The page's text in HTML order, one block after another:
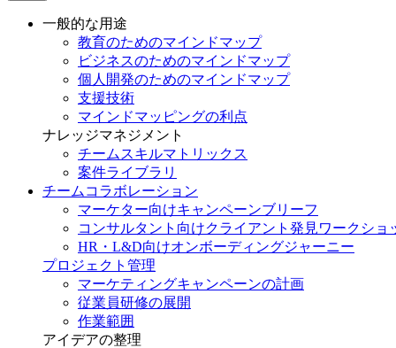
一般的な用途
教育のためのマインドマップ
ビジネスのためのマインドマップ
個人開発のためのマインドマップ
支援技術
マインドマッピングの利点
ナレッジマネジメント
チームスキルマトリックス
案件ライブラリ
チームコラボレーション
マーケター向けキャンペーンブリーフ
コンサルタント向けクライアント発見ワークショ
HR・L&D向けオンボーディングジャーニー
プロジェクト管理
マーケティングキャンペーンの計画
従業員研修の展開
作業範囲
アイデアの整理